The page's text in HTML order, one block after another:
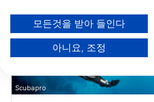
Scubapro
귀하의 동의와 cookie 정책은 이 웹사
파트너 목록 보기 (1 IAB 벤더)
당사는 귀하의 데이터를 다음 목적으로
Store and/or access
모든것을 받아 들인다
아니요, 조정